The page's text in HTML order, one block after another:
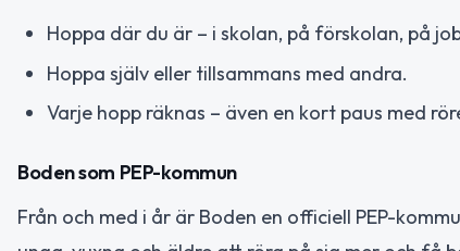
Hoppa där du är – i skolan, på förskolan, på
Hoppa själv eller tillsammans med andra.
Varje hopp räknas – även en kort paus med
Boden som PEP-kommun
Från och med i år är Boden en officiell PEP-